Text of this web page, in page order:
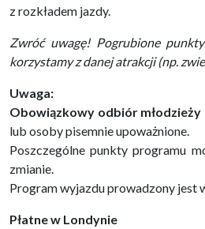
z rozkładem jazdy.
Zwróć uwagę! Pogrubione
korzystamy z danej atrakcji (np.
Uwaga:
Obowiązkowy odbiór młodzieży
lub osoby pisemnie upoważnione.
Poszczególne punkty programu
zmianie.
Program wyjazdu prowadzony jest
Płatne w Londynie